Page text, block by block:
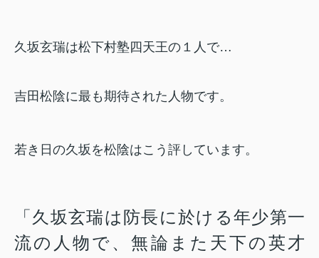
久坂玄瑞は松下村塾四天王の１人で…
吉田松陰に最も期待された人物です。
若き日の久坂を松陰はこう評しています。
「久坂玄瑞は防長に於ける年少第一
流の人物で、無論また天下の英才